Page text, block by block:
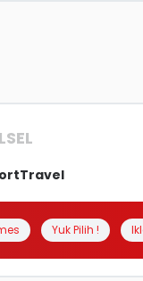
Travel
Yuk Pilih !